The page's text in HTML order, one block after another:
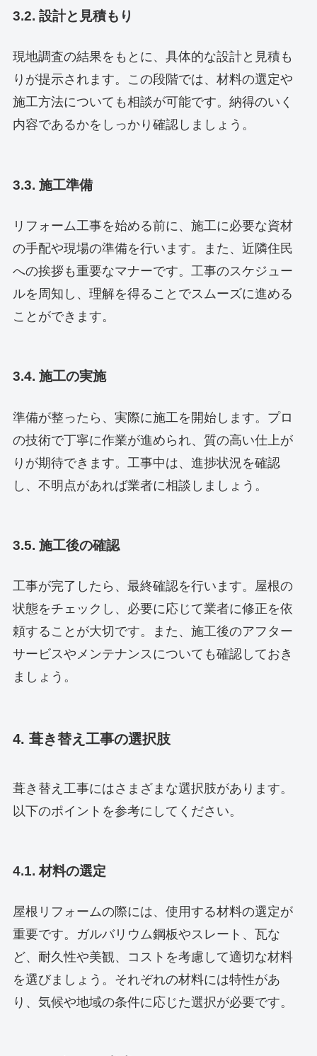
3.2. 設計と見積もり
現地調査の結果をもとに、具体的な設計と見積も
りが提示されます。この段階では、材料の選定や
施工方法についても相談が可能です。納得のいく
内容であるかをしっかり確認しましょう。
3.3. 施工準備
リフォーム工事を始める前に、施工に必要な資材
の手配や現場の準備を行います。また、近隣住民
への挨拶も重要なマナーです。工事のスケジュー
ルを周知し、理解を得ることでスムーズに進める
ことができます。
3.4. 施工の実施
準備が整ったら、実際に施工を開始します。プロ
の技術で丁寧に作業が進められ、質の高い仕上が
りが期待できます。工事中は、進捗状況を確認
し、不明点があれば業者に相談しましょう。
3.5. 施工後の確認
工事が完了したら、最終確認を行います。屋根の
状態をチェックし、必要に応じて業者に修正を依
頼することが大切です。また、施工後のアフター
サービスやメンテナンスについても確認しておき
ましょう。
4. 葺き替え工事の選択肢
葺き替え工事にはさまざまな選択肢があります。
以下のポイントを参考にしてください。
4.1. 材料の選定
屋根リフォームの際には、使用する材料の選定が
重要です。ガルバリウム鋼板やスレート、瓦な
ど、耐久性や美観、コストを考慮して適切な材料
を選びましょう。それぞれの材料には特性があ
り、気候や地域の条件に応じた選択が必要です。